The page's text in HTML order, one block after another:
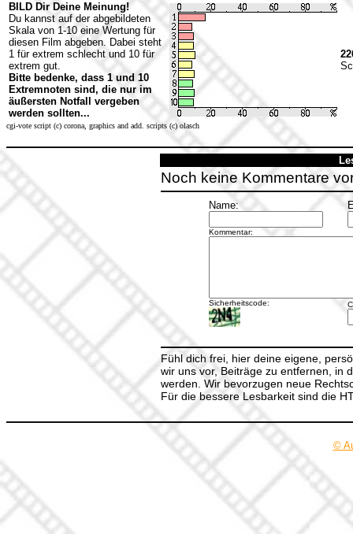
BILD Dir Deine Meinung!
Du kannst auf der abgebildeten
Skala von 1-10 eine Wertung für
diesen Film abgeben. Dabei steht
1 für extrem schlecht und 10 für
extrem gut.
Bitte bedenke, dass 1 und 10
Extremnoten sind, die nur im
äußersten Notfall vergeben
werden sollten...
cgi-vote script (c) corona, graphics and add. scripts (c) olasch
Noch keine Kommentare
Name:
Kommentar:
Sicherheitscode:
Fühl dich frei, hier deine eigene,
wir uns vor, Beiträge zu entfernen, in
werden. Wir bevorzugen neue
Für die bessere Lesbarkeit sind die
©